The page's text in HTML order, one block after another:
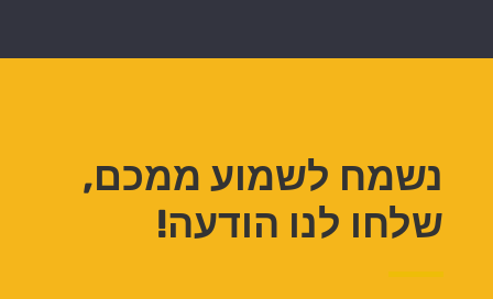
נשמח לשמוע ממכם,
שלחו לנו הודעה!